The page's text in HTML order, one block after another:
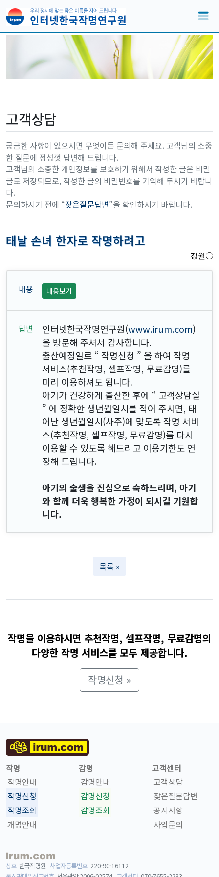
고객상담
궁금한 사항이 있으시면 무엇이든 문의해 주세요. 고객님의 소중
한 질문에 정성껏 답변해 드립니다.
고객님의 소중한 개인정보를 보호하기 위해서 작성한 글은 비밀
글로 저장되므로, 작성한 글의 비밀번호를 기억해 두시기 바랍니
다.
문의하시기 전에 “잦은질문답변”을 확인하시기 바랍니다.
태날 손녀 한자로 작명하려고
강월○
내용보기
인터넷한국작명연구원(www.irum.com)
을 방문해 주셔서 감사합니다.
출산예정일로 “ 작명신청 ” 을 하여 작명
서비스(추천작명, 셀프작명, 무료감명)를
미리 이용하셔도 됩니다.
아기가 건강하게 출산한 후에 “ 고객상담실
” 에 정확한 생년월일시를 적어 주시면, 태
어난 생년월일시(사주)에 맞도록 작명 서비
스(추천작명, 셀프작명, 무료감명)를 다시
이용할 수 있도록 해드리고 이용기한도 연
장해 드립니다.
아기의 출생을 진심으로 축하드리며, 아기
와 함께 더욱 행복한 가정이 되시길 기원합
니다.
목록 »
작명을 이용하시면 추천작명, 셀프작명, 무료감명의
다양한 작명 서비스를 모두 제공합니다.
작명신청 »
작명
작명안내
작명신청
작명조회
개명안내
감명
감명안내
감명신청
감명조회
고객센터
고객상담
잦은질문답변
공지사항
사업문의
상호 한국작명원 사업자등록번호 220-90-16112